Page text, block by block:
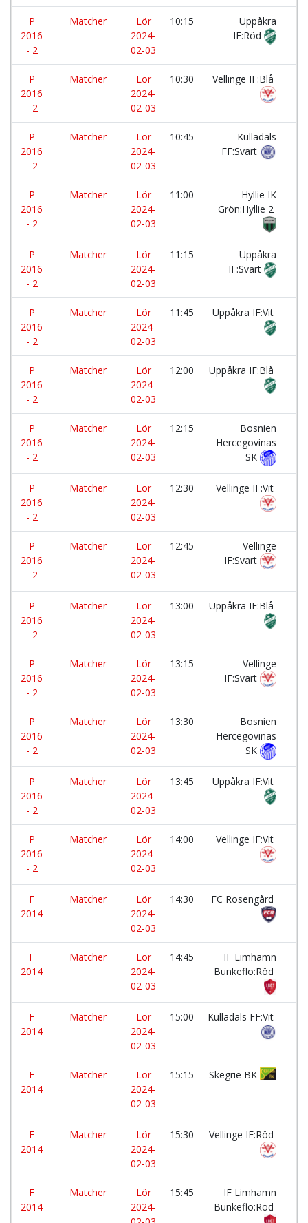
P
2016
- 2
Matcher
Lör
2024-
02-03
10:15
Uppåkra
IF:Röd
P
2016
- 2
Matcher
Lör
2024-
02-03
10:30 Vellinge IF:Blå
P
2016
- 2
Matcher
Lör
2024-
02-03
10:45
Kulladals
FF:Svart
P
2016
- 2
Matcher
Lör
2024-
02-03
11:00
Hyllie IK
Grön:Hyllie 2
P
2016
- 2
Matcher
Lör
2024-
02-03
11:15
Uppåkra
IF:Svart
P
2016
- 2
Matcher
Lör
2024-
02-03
11:45 Uppåkra IF:Vit
P
2016
- 2
Matcher
Lör
2024-
02-03
12:00 Uppåkra IF:Blå
P
2016
- 2
Matcher
Lör
2024-
02-03
12:15
Bosnien
Hercegovinas
SK
P
2016
- 2
Matcher
Lör
2024-
02-03
12:30 Vellinge IF:Vit
P
2016
- 2
Matcher
Lör
2024-
02-03
12:45
Vellinge
IF:Svart
P
2016
- 2
Matcher
Lör
2024-
02-03
13:00 Uppåkra IF:Blå
P
2016
- 2
Matcher
Lör
2024-
02-03
13:15
Vellinge
IF:Svart
P
2016
- 2
Matcher
Lör
2024-
02-03
13:30
Bosnien
Hercegovinas
SK
P
2016
- 2
Matcher
Lör
2024-
02-03
13:45 Uppåkra IF:Vit
P
2016
- 2
Matcher
Lör
2024-
02-03
14:00 Vellinge IF:Vit
F
2014
Matcher
Lör
2024-
02-03
14:30 FC Rosengård
F
2014
Matcher
Lör
2024-
02-03
14:45
IF Limhamn
Bunkeflo:Röd
F
2014
Matcher
Lör
2024-
02-03
15:00 Kulladals FF:Vit
F
2014
Matcher
Lör
2024-
02-03
15:15 Skegrie BK
F
2014
Matcher
Lör
2024-
02-03
15:30 Vellinge IF:Röd
F
2014
Matcher
Lör
2024-
15:45
IF Limhamn
Bunkeflo:Röd